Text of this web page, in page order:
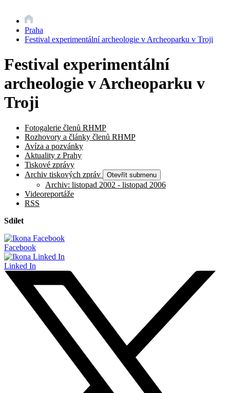
Praha
Festival experimentální archeologie v Archeoparku v Troji
Festival experimentální
archeologie v Archeoparku v
Troji
Fotogalerie členů RHMP
Rozhovory a články členů RHMP
Avíza a pozvánky
Aktuality z Prahy
Tiskové zprávy
Archiv tiskových zpráv
Otevřít submenu
Archiv: listopad 2002 - listopad 2006
Videoreportáže
RSS
Sdílet
Facebook
Linked In